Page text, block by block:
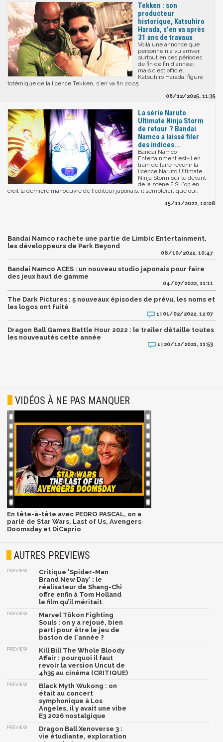
Tekken : son
producteur
historique, Katsuhiro
Harada, s'en va après
31 ans de travaux
Voilà une annonce que
personne n'a vu arriver,
surtout en ces périodes
de fin de fin d'année,
mais c'est officiel :
Katsuhiro Harada, figure
totémique de la licence Tekken, s'en va fin 2025.
08/12/2025, 11:35
La série Naruto
Ultimate Ninja Storm
de retour ? Bandai
Namco a laissé filer
des indices...
Bandai Namco
Entertainment est-il en
train de faire revenir la
licence Naruto Ultimate
Ninja Storm sur le devant
de la scène ? Si l'on en
croit la dernière manoeuvre de l'éditeur japonais, il semblerait que oui.
15/11/2022, 10:08
Bandai Namco rachète une partie de Limbic Entertainment,
les développeurs de Park Beyond
06/10/2022, 10:47
Bandai Namco ACES : un nouveau studio japonais pour faire
des jeux haut de gamme
04/07/2022, 11:11
The Dark Pictures : 5 nouveaux épisodes de prévu, les noms et
les logos ont fuité
1 | 01/02/2022, 12:07
Dragon Ball Games Battle Hour 2022 : le trailer détaille toutes
les nouveautés cette année
1 | 20/12/2021, 11:53
VIDÉOS À NE PAS MANQUER
En tête-à-tête avec PEDRO PASCAL, on a
parlé de Star Wars, Last of Us, Avengers
Doomsday et DiCaprio
AUTRES PREVIEWS
PREVIEW
Critique 'Spider-Man
Brand New Day' : le
réalisateur de Shang-Chi
offre enfin à Tom Holland
le film qu’il méritait
PREVIEW
Marvel Tōkon Fighting
Souls : on y a rejoué, bien
parti pour être le jeu de
baston de l'année ?
PREVIEW
Kill Bill The Whole Bloody
Affair : pourquoi il faut
revoir la version Uncut de
4h35 au cinéma (CRITIQUE)
PREVIEW
Black Myth Wukong : on
était au concert
symphonique à Los
Angeles, il y avait une vibe
E3 2026 nostalgique
PREVIEW
Dragon Ball Xenoverse 3 :
vie étudiante, exploration